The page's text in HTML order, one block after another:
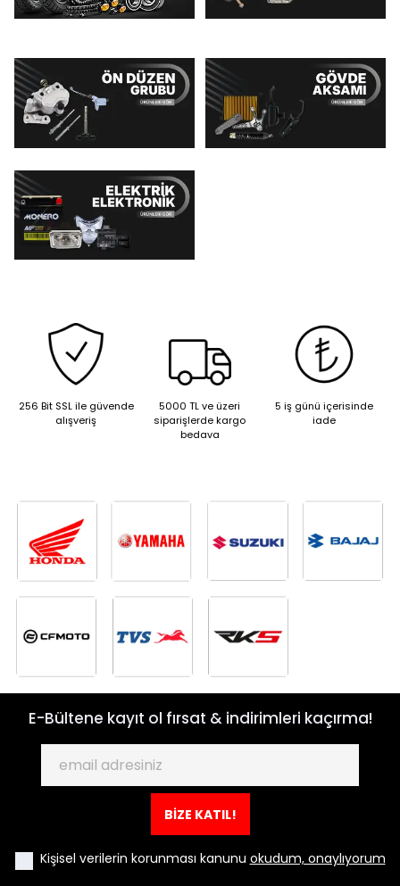
256 Bit SSL ile güvende
alışveriş
5000 TL ve üzeri
siparişlerde kargo
bedava
5 iş günü içerisinde
iade
E-Bültene kayıt ol fırsat & indirimleri kaçırma!
BİZE KATIL!
Kişisel verilerin korunması kanunu okudum, onaylıyorum